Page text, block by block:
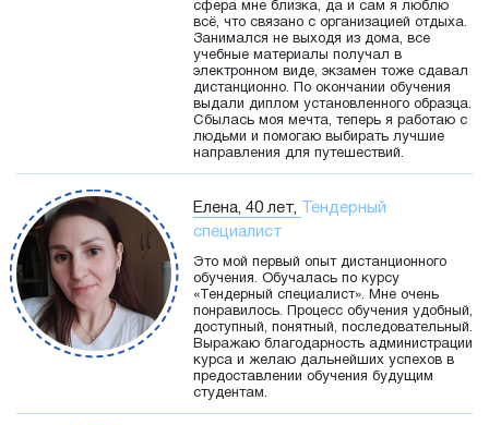
сфера мне близка, да и сам я люблю
всё, что связано с организацией отдыха.
Занимался не выходя из дома, все
учебные материалы получал в
электронном виде, экзамен тоже сдавал
дистанционно. По окончании обучения
выдали диплом установленного образца.
Сбылась моя мечта, теперь я работаю с
людьми и помогаю выбирать лучшие
направления для путешествий.
Елена, 40 лет,
Тендерный
специалист
Это мой первый опыт дистанционного
обучения. Обучалась по курсу
«Тендерный специалист». Мне очень
понравилось. Процесс обучения удобный,
доступный, понятный, последовательный.
Выражаю благодарность администрации
курса и желаю дальнейших успехов в
предоставлении обучения будущим
студентам.